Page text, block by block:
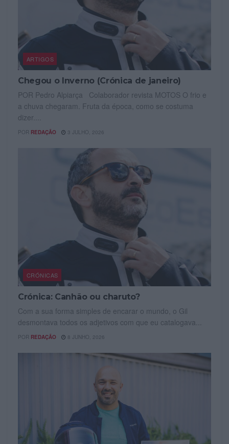
ARTIGOS
Chegou o Inverno (Crónica de janeiro)
POR Pedro Alpiarça Colaborador revista MOTOS O frio e
a chuva chegaram. Fruta da época, como se costuma
dizer....
POR REDAÇÃO 3 JULHO, 2026
CRÓNICAS
Crónica: Canhão ou charuto?
Com a sua forma simples de encarar o mundo, o Gil
desmontava todos os adjetivos com que eu catalogava...
POR REDAÇÃO 8 JUNHO, 2026